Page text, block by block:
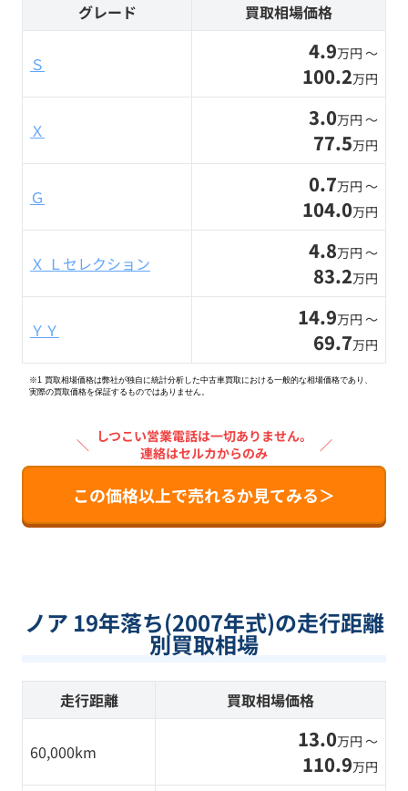
グレード 買取相場価格
Ｓ 4.9万円 〜
100.2万円
Ｘ 3.0万円 〜
77.5万円
Ｇ 0.7万円 〜
104.0万円
Ｘ Ｌセレクション 4.8万円 〜
83.2万円
ＹＹ 14.9万円 〜
69.7万円
※1 買取相場価格は弊社が独自に統計分析した中古車買取における一般的な相場価格であり、
実際の買取価格を保証するものではありません。
＼ しつこい営業電話は一切ありません。
連絡はセルカからのみ
／
この価格以上で売れるか見てみる＞
ノア 19年落ち(2007年式)の走行距離
別買取相場
走行距離 買取相場価格
60,000km 13.0万円 〜
110.9万円